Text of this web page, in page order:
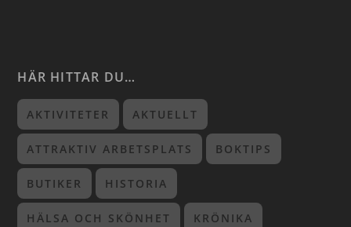
HÄR HITTAR DU…
AKTIVITETER AKTUELLT
ATTRAKTIV ARBETSPLATS BOKTIPS
BUTIKER HISTORIA
HÄLSA OCH SKÖNHET KRÖNIKA